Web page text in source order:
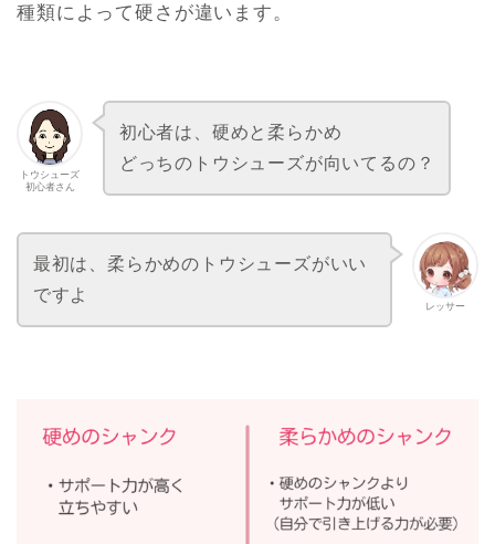
種類によって硬さが違います。
トウシューズ
初心者さん
初心者は、硬めと柔らかめ
どっちのトウシューズが向いてるの？
レッサー
最初は、柔らかめのトウシューズがいい
ですよ